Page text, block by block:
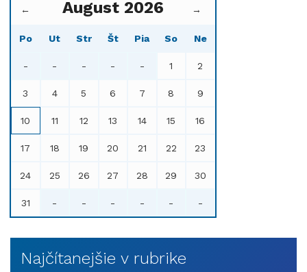
← August 2026 →
Po Ut Str Št Pia So Ne
- - - - - 1 2
3 4 5 6 7 8 9
10 11 12 13 14 15 16
17 18 19 20 21 22 23
24 25 26 27 28 29 30
31 - - - - - -
Najčítanejšie v rubrike